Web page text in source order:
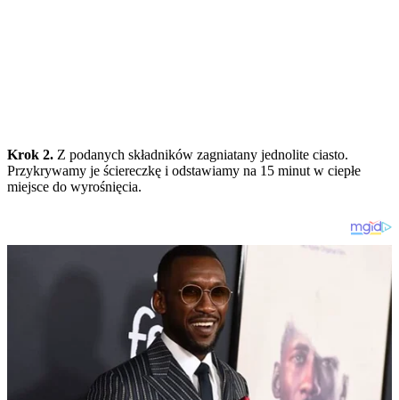
Krok 2. Z podanych składników zagniatany jednolite ciasto.
Przykrywamy je ściereczkę i odstawiamy na 15 minut w ciepłe
miejsce do wyrośnięcia.